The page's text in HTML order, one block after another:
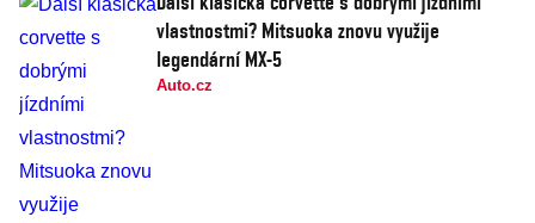
vlastnostmi? Mitsuoka znovu využije
legendární MX-5
Auto.cz